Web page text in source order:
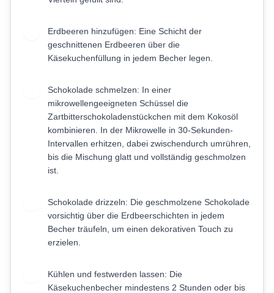
Erdbeeren hinzufügen: Eine Schicht der
geschnittenen Erdbeeren über die
Käsekuchenfüllung in jedem Becher legen.
Schokolade schmelzen: In einer
mikrowellengeeigneten Schüssel die
Zartbitterschokoladenstückchen mit dem Kokosöl
kombinieren. In der Mikrowelle in 30-Sekunden-
Intervallen erhitzen, dabei zwischendurch umrühren,
bis die Mischung glatt und vollständig geschmolzen
ist.
Schokolade drizzeln: Die geschmolzene Schokolade
vorsichtig über die Erdbeerschichten in jedem
Becher träufeln, um einen dekorativen Touch zu
erzielen.
Kühlen und festwerden lassen: Die
Käsekuchenbecher mindestens 2 Stunden oder bis